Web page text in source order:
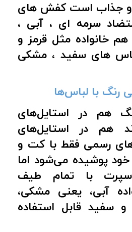
و جذاب است کفش های
سرمه ای ، آبی ،
خانواده مثل قرمز و
های سفید ، مشکی
با لباس‌ها
هم در استایل‌های
هم در استایل‌های
رسمی فقط با کت و
پوشیده می‌شود اما
با تمام طیف
آبی، یعنی مشکی،
سفید قابل استفاده